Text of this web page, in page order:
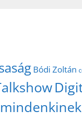
Bódi Zoltán